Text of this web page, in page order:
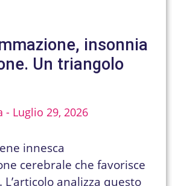
insonnia
Un triangolo
Luglio 29, 2026
innesca
cerebrale che favorisce
analizza questo